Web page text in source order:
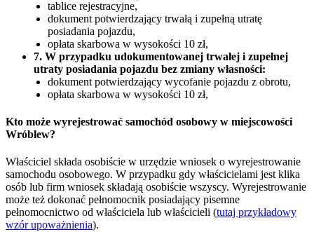
tablice rejestracyjne,
dokument potwierdzający trwałą i zupełną utratę
posiadania pojazdu,
opłata skarbowa w wysokości 10 zł,
7. W przypadku udokumentowanej trwałej i zupełnej
utraty posiadania pojazdu bez zmiany własności:
dokument potwierdzający wycofanie pojazdu z obrotu,
opłata skarbowa w wysokości 10 zł,
Kto może wyrejestrować samochód osobowy w miejscowości
Wróblew?
Właściciel składa osobiście w urzędzie wniosek o wyrejestrowanie
samochodu osobowego. W przypadku gdy właścicielami jest klika
osób lub firm wniosek składają osobiście wszyscy. Wyrejestrowanie
może też dokonać pełnomocnik posiadający pisemne
pełnomocnictwo od właściciela lub właścicieli (tutaj przykładowy
wzór upoważnienia).